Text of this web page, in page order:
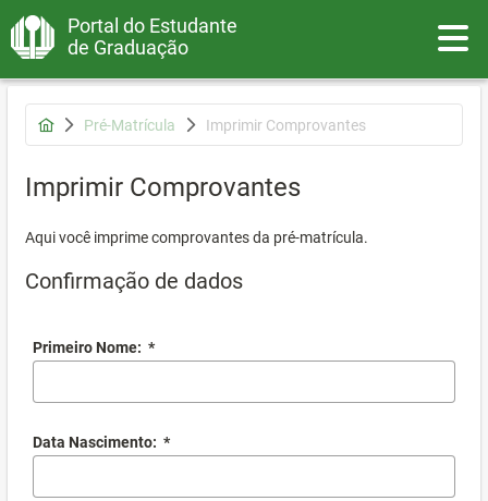
Portal do Estudante
de Graduação
Pré-Matrícula Imprimir Comprovantes
Imprimir Comprovantes
Aqui você imprime comprovantes da pré-matrícula.
Confirmação de dados
Primeiro Nome: *
Data Nascimento: *